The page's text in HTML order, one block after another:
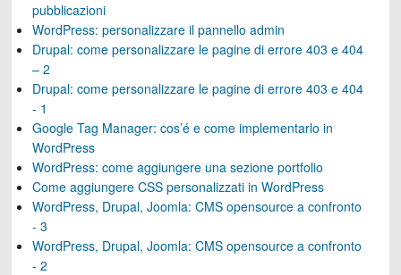
pubblicazioni
WordPress: personalizzare il pannello admin
Drupal: come personalizzare le pagine di errore 403 e 404
– 2
Drupal: come personalizzare le pagine di errore 403 e 404
- 1
Google Tag Manager: cos’é e come implementarlo in
WordPress
WordPress: come aggiungere una sezione portfolio
Come aggiungere CSS personalizzati in WordPress
WordPress, Drupal, Joomla: CMS opensource a confronto
- 3
WordPress, Drupal, Joomla: CMS opensource a confronto
- 2